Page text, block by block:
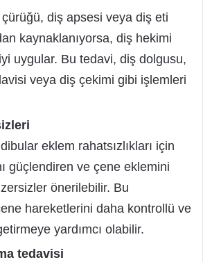
çürüğü, diş apsesi veya diş eti
kaynaklanıyorsa, diş hekimi
uygular. Bu tedavi, diş dolgusu,
veya diş çekimi gibi işlemleri
eklem rahatsızlıkları için
güçlendiren ve çene eklemini
önerilebilir. Bu
hareketlerini daha kontrollü ve
yardımcı olabilir.
tedavisi